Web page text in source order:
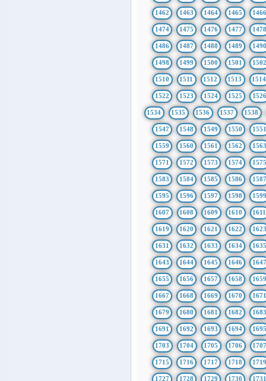
1462 1463 1464 1465 1466
1474 1475 1476 1477 1478
1486 1487 1488 1489 1490
1498 1499 1500 1501 1502
1510 1511 1512 1513 1514
1522 1523 1524 1525 1526
1534 1535 1536 1537 1538
1547 1548 1549 1550 1551
1559 1560 1561 1562 1563
1571 1572 1573 1574 1575
1583 1584 1585 1586 1587
1595 1596 1597 1598 1599
1607 1608 1609 1610 1611
1619 1620 1621 1622 1623
1631 1632 1633 1634 1635
1643 1644 1645 1646 1647
1655 1656 1657 1658 1659
1667 1668 1669 1670 1671
1679 1680 1681 1682 1683
1691 1692 1693 1694 1695
1703 1704 1705 1706
1715 1716 1717 1718 1719
1727 1728 1729 1730 1731